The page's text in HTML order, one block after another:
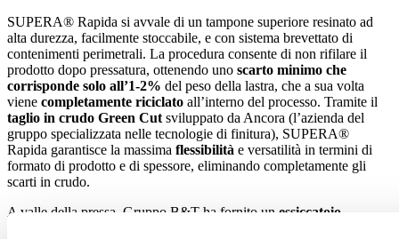
SUPERA® Rapida si avvale di un tampone superiore resinato ad
alta durezza, facilmente stoccabile, e con sistema brevettato di
contenimenti perimetrali. La procedura consente di non rifilare il
prodotto dopo pressatura, ottenendo uno scarto minimo che
corrisponde solo all’1-2% del peso della lastra, che a sua volta
viene completamente riciclato all’interno del processo. Tramite il
taglio in crudo Green Cut sviluppato da Ancora (l’azienda del
gruppo specializzata nelle tecnologie di finitura), SUPERA®
Rapida garantisce la massima flessibilità e versatilità in termini di
formato di prodotto e di spessore, eliminando completamente gli
scarti in crudo.
A valle della pressa, Gruppo B&T ha fornito un essiccatoio